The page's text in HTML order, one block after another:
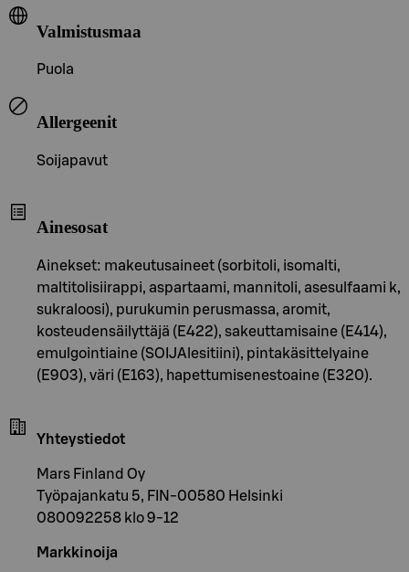
Valmistusmaa
Puola
Allergeenit
Soijapavut
Ainesosat
Ainekset: makeutusaineet (sorbitoli, isomalti,
maltitolisiirappi, aspartaami, mannitoli, asesulfaami k,
sukraloosi), purukumin perusmassa, aromit,
kosteudensäilyttäjä (E422), sakeuttamisaine (E414),
emulgointiaine (SOIJAlesitiini), pintakäsittelyaine
(E903), väri (E163), hapettumisenestoaine (E320).
Yhteystiedot
Mars Finland Oy
Työpajankatu 5, FIN-00580 Helsinki
080092258 klo 9-12
Markkinoija